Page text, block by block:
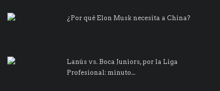
¿Por qué Elon Musk necesita a China?
Lanús vs. Boca Juniors, por la Liga
Profesional: minuto...